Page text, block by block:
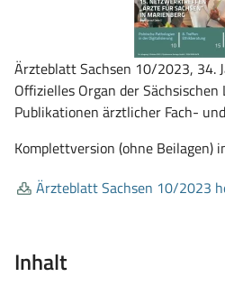
Ärzteblatt Sachsen 10/2023, 34.
Offizielles Organ der
Publikationen ärztlicher Fach-
Komplettversion (ohne Beilagen)
Ärzteblatt Sachsen 10/2023
Inhalt